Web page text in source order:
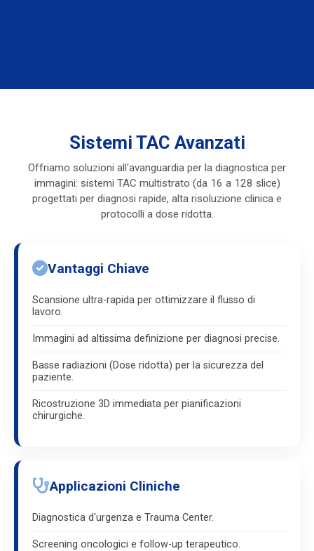
Sistemi TAC Avanzati
Offriamo soluzioni all'avanguardia per la diagnostica per
immagini: sistemi TAC multistrato (da 16 a 128 slice)
progettati per diagnosi rapide, alta risoluzione clinica e
protocolli a dose ridotta.
Vantaggi Chiave
Scansione ultra-rapida per ottimizzare il flusso di
lavoro.
Immagini ad altissima definizione per diagnosi precise.
Basse radiazioni (Dose ridotta) per la sicurezza del
paziente.
Ricostruzione 3D immediata per pianificazioni
chirurgiche.
Applicazioni Cliniche
Diagnostica d'urgenza e Trauma Center.
Screening oncologici e follow-up terapeutico.